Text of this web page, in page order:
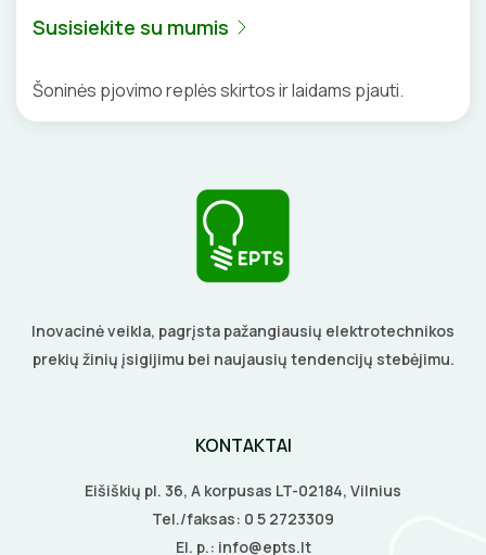
ŽYMEKLIAI
Šildymo kilimėliai
Šildymo kabeliai
Termostatai
Veidrodžių apsauga nuo rasojimo
Instaliaciniai priedai
Šildytuvai
VANDENINIS ŠILDYMAS
Grindų šildymo vamzdžiai
Terminės pavaro kolektoriams
Termostatai
Kolektorinės spintelės
Izoliacinės plokštės
VAMZDŽIŲ ŠILDYMAS
Vamzdžių temperatūros palaikymas
Latakų, lietvamzdžių ir stogų apsauga nuo
ŠILDYMO VALDYMAS
Susisiekite su mumis
Šoninės pjovimo replės skirtos ir laidams pjauti.
Inovacinė veikla, pagrįsta pažangiausių elektrotechnikos
prekių žinių įsigijimu bei naujausių tendencijų stebėjimu.
KONTAKTAI
Eišiškių pl. 36, A korpusas LT-02184, Vilnius
Tel./faksas: 0 5 2723309
El. p.: info@epts.lt